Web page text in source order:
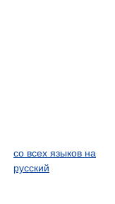
со всех языков на
русский